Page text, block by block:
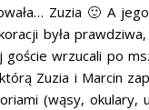
Zuzia 🙂 A
była
wrzucali po
Zuzia i Marcin
(wąsy, okulary,